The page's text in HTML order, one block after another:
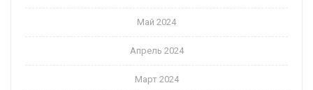
Май 2024
Апрель 2024
Март 2024